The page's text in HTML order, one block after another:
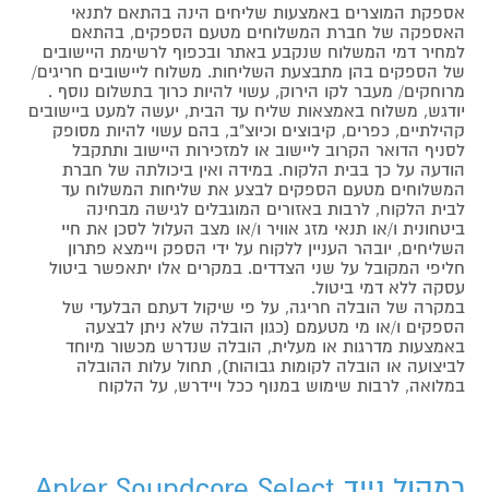
אספקת המוצרים באמצעות שליחים הינה בהתאם לתנאי
האספקה של חברת המשלוחים מטעם הספקים, בהתאם
למחיר דמי המשלוח שנקבע באתר ובכפוף לרשימת היישובים
של הספקים בהן מתבצעת השליחות. משלוח ליישובים חריגים/
מרוחקים/ מעבר לקו הירוק, עשוי להיות כרוך בתשלום נוסף .
יודגש, משלוח באמצאות שליח עד הבית, יעשה למעט ביישובים
קהילתיים, כפרים, קיבוצים וכיוצ"ב, בהם עשוי להיות מסופק
לסניף הדואר הקרוב ליישוב או למזכירות היישוב ותתקבל
הודעה על כך בבית הלקוח. במידה ואין ביכולתה של חברת
המשלוחים מטעם הספקים לבצע את שליחות המשלוח עד
לבית הלקוח, לרבות באזורים המוגבלים לגישה מבחינה
ביטחונית ו/או תנאי מזג אוויר ו/או מצב העלול לסכן את חיי
השליחים, יובהר העניין ללקוח על ידי הספק ויימצא פתרון
חליפי המקובל על שני הצדדים. במקרים אלו יתאפשר ביטול
עסקה ללא דמי ביטול.
במקרה של הובלה חריגה, על פי שיקול דעתם הבלעדי של
הספקים ו/או מי מטעמם (כגון הובלה שלא ניתן לבצעה
באמצעות מדרגות או מעלית, הובלה שנדרש מכשור מיוחד
לביצועה או הובלה לקומות גבוהות), תחול עלות ההובלה
במלואה, לרבות שימוש במנוף ככל ויידרש, על הלקוח